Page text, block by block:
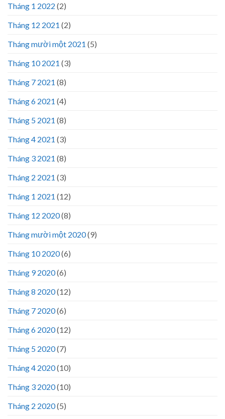
Tháng 1 2022 (2)
Tháng 12 2021 (2)
Tháng mười một 2021 (5)
Tháng 10 2021 (3)
Tháng 7 2021 (8)
Tháng 6 2021 (4)
Tháng 5 2021 (8)
Tháng 4 2021 (3)
Tháng 3 2021 (8)
Tháng 2 2021 (3)
Tháng 1 2021 (12)
Tháng 12 2020(8)
Tháng mười một 2020(9)
Tháng 10 2020(6)
Tháng 9 2020(6)
Tháng 8 2020(12)
Tháng 7 2020(6)
Tháng 6 2020(12)
Tháng 5 2020(7)
Tháng 4 2020(10)
Tháng 3 2020(10)
Tháng 2 2020(5)